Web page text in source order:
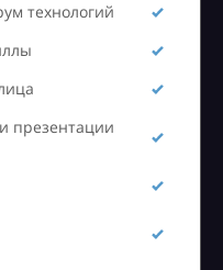
технологий
презентации